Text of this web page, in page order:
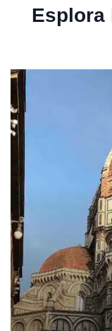
Esplora